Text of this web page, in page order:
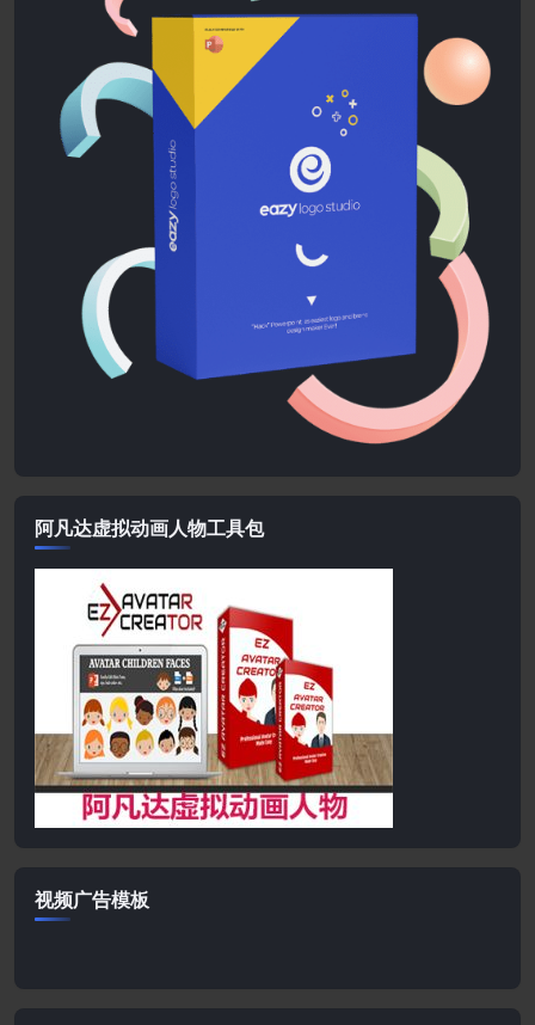
阿凡达虚拟动画人物工具包
视频广告模板